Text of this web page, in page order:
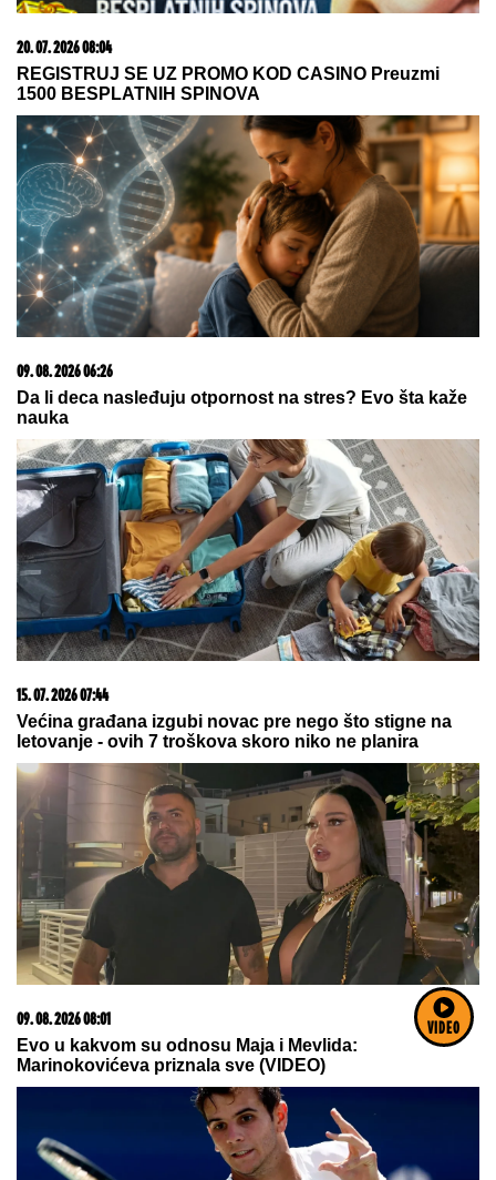
VIDEO
20. 07. 2026 08:04
REGISTRUJ SE UZ PROMO KOD CASINO Preuzmi
1500 BESPLATNIH SPINOVA
09. 08. 2026 06:26
Da li deca nasleđuju otpornost na stres? Evo šta kaže
nauka
15. 07. 2026 07:44
Većina građana izgubi novac pre nego što stigne na
letovanje - ovih 7 troškova skoro niko ne planira
09. 08. 2026 08:01
Evo u kakvom su odnosu Maja i Mevlida:
Marinokovićeva priznala sve (VIDEO)